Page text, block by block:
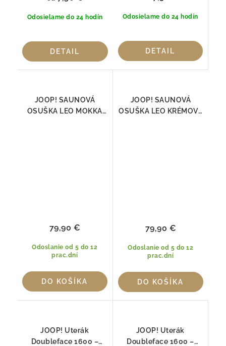
Odosielame do 24 hodín
DETAIL
Odosielame do 24 hodín
DETAIL
JOOP! SAUNOVÁ
OSUŠKA LEO MOKKA
Odoslanie od 5 do 12
prac.dní
79,90 €
DO KOŠÍKA
JOOP! SAUNOVÁ
OSUŠKA LEO KRÉMOVÁ
Odoslanie od 5 do 12
prac.dní
79,90 €
DO KOŠÍKA
JOOP! Uterák
Doubleface 1600 –
JOOP! Uterák
Doubleface 1600 –